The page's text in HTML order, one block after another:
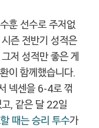
훈 선수로 주저없
즌 전반기 성적은
저 성적만 좋은 게
이 함께했습니다.
넥센을 6-4로 꺾
, 같은 달 22일
때는 승리 투수가